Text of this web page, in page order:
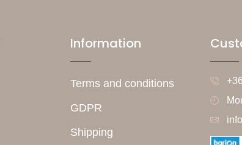
Information
Terms and conditions
GDPR
Shipping